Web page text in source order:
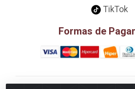
TikTok
Formas de